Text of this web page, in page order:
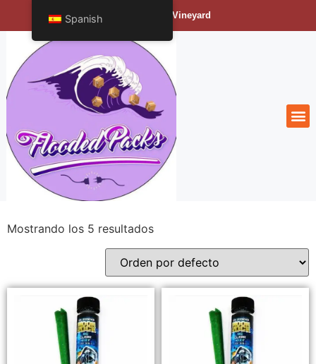
Bengals Vineyard
Mostrando los 5 resultados
Spanish